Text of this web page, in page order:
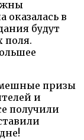
оказалась в
будут
поля.
призы
и
получили